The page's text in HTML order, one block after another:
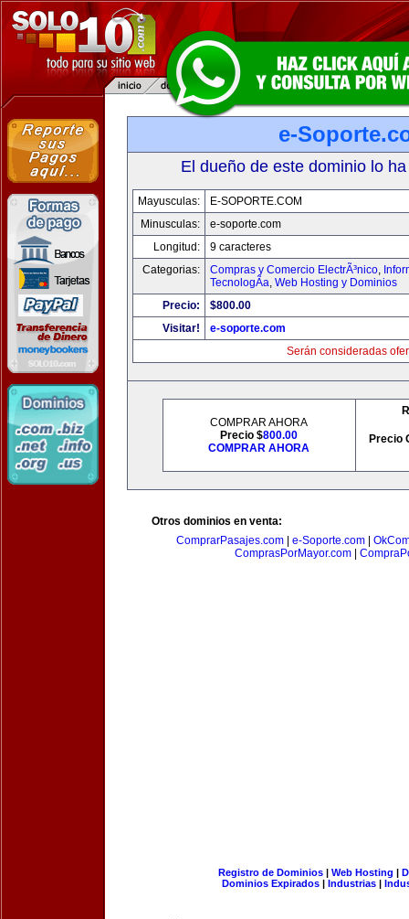
e-
El dueño de este dominio lo
Mayusculas:
E-SOPORTE.COM
Minusculas:
e-soporte.com
Longitud:
9 caracteres
Categorias:
Compras y Comercio ElectrÃ³nico,
TecnologÃ­a, Web Hosting y Dominios
Precio:
$800.00
Visitar!
e-soporte.com
Serán consideradas
COMPRAR AHORA
Precio $800.00
COMPRAR AHORA
Precio
Otros dominios en venta:
ComprarPasajes.com
e-Soporte.com
ComprasPorMayor.com|
Registro de Dominios| Web Hosting |
Dominios Expirados | Industrias |